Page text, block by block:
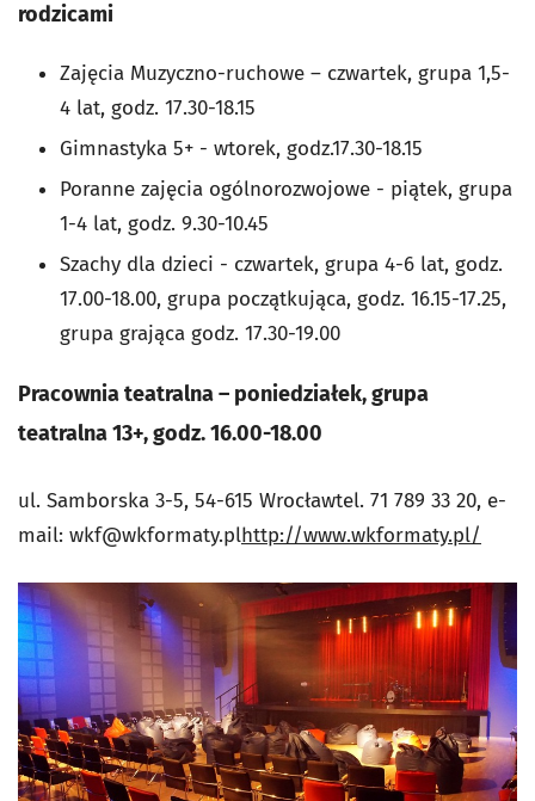
rodzicami
Zajęcia Muzyczno-ruchowe – czwartek, grupa 1,5-
4 lat, godz. 17.30-18.15
Gimnastyka 5+ - wtorek, godz.17.30-18.15
Poranne zajęcia ogólnorozwojowe - piątek, grupa
1-4 lat, godz. 9.30-10.45
Szachy dla dzieci - czwartek, grupa 4-6 lat, godz.
17.00-18.00, grupa początkująca, godz. 16.15-17.25,
grupa grająca godz. 17.30-19.00
Pracownia teatralna – poniedziałek, grupa
teatralna 13+, godz. 16.00-18.00
ul. Samborska 3-5, 54-615 Wrocławtel. 71 789 33 20, e-
mail: wkf@wkformaty.plhttp://www.wkformaty.pl/